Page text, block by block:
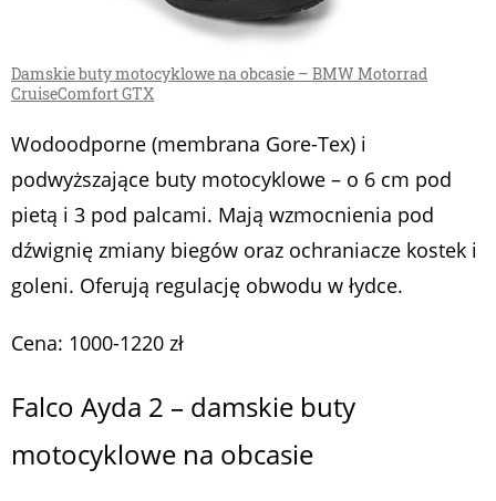
Damskie buty motocyklowe na obcasie – BMW Motorrad
CruiseComfort GTX
Wodoodporne (membrana Gore-Tex) i
podwyższające buty motocyklowe – o 6 cm pod
pietą i 3 pod palcami. Mają wzmocnienia pod
dźwignię zmiany biegów oraz ochraniacze kostek i
goleni. Oferują regulację obwodu w łydce.
Cena: 1000-1220 zł
Falco Ayda 2 – damskie buty
motocyklowe na obcasie